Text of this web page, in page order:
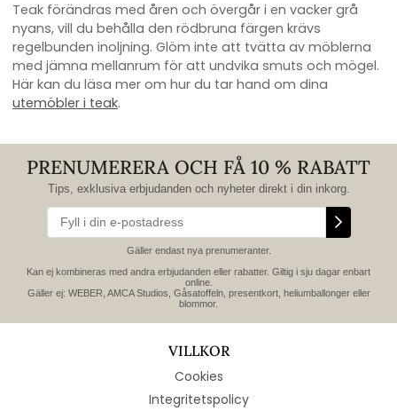
Teak förändras med åren och övergår i en vacker grå
nyans, vill du behålla den rödbruna färgen krävs
regelbunden inoljning. Glöm inte att tvätta av möblerna
med jämna mellanrum för att undvika smuts och mögel.
Här kan du läsa mer om hur du tar hand om dina
utemöbler i teak.
PRENUMERERA OCH FÅ 10 % RABATT
Tips, exklusiva erbjudanden och nyheter direkt i din inkorg.
Gäller endast nya prenumeranter.
Kan ej kombineras med andra erbjudanden eller rabatter. Giltig i sju dagar enbart
online.
Gäller ej: WEBER, AMCA Studios, Gåsatoffeln, presentkort, heliumballonger eller
blommor.
VILLKOR
Cookies
Integritetspolicy